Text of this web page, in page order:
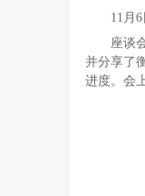
11月
座谈
并分享了
进度。会